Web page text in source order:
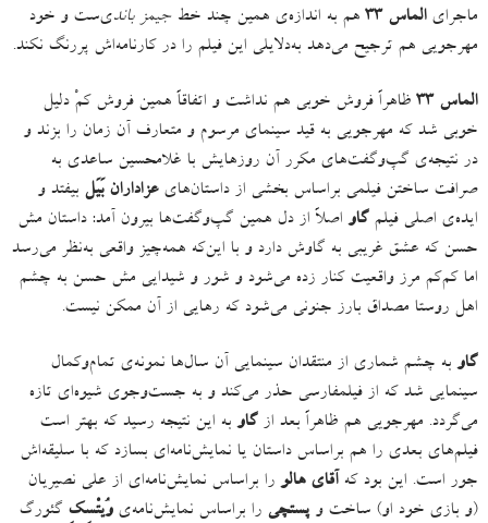
ماجرایالماس ۳۳ هم به اندازه‌ی همین چند خطجیمز باندی‌ست و خود
مهرجویی هم ترجیح می‌دهد به‌دلایلی این فیلم را در کارنامه‌اش پررنگ نکند.
الماس ۳۳
ظاهراً فروش خوبی هم نداشت و اتفاقاً همین فروش کمْ دلیل
خوبی شد که مهرجویی به قید سینمای مرسوم و متعارف آن زمان را بزند و
در نتیجه‌ی گپ‌وگفت‌های مکرر آن روزهایش با غلامحسین ساعدی به
صرافت ساختن فیلمی براساس بخشی از داستان‌هایعزاداران بَیَل بیفتد و
ایده‌ی اصلی فیلم گاو اصلاً از دل همین گپ‌وگفت‌ها بیرون آمد:داستان مش
حسن که عشق غریبی به گاوش دارد و با این‌که همه‌چیز واقعی به‌نظر می‌رسد
اما کم‌کم مرز واقعیت کنار زده می‌شود و شور و شیدایی مش حسن به چشم
اهل روستا مصداق بارز جنونی می‌شود که رهایی از آن ممکن نیست.
گاو به چشم شماری از منتقدان سینمایی آن سال‌ها نمونه‌ی تمام‌وکمال
سینمایی شد که از فیلمفارسی حذر می‌کند و به جست‌وجوی شیوه‌‌ای تازه
می‌گردد. مهرجویی هم ظاهراً بعد از گاو به این نتیجه رسید که بهتر است
فیلم‌های بعدی را هم براساس داستان یا نمایش‌نامه‌‌ای بسازد که با سلیقه‌اش
جور است. این بود کهآقای هالو را براساس نمایش‌نامه‌ای از علی نصیریان
(و بازی خود او) ساخت وپستچی را براساس نمایش‌نامه‌یوُیتْسِکِ گئورگ